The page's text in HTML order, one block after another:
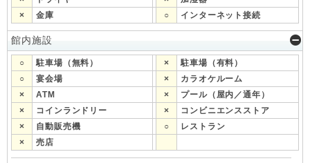
×
金庫 ○ インターネット接続
館内施設
○ 駐車場（無料） ×
駐車場（有料）
○
宴会場 ×
カラオケルーム
×
ATM ×
プール（屋内／通年）
×
コインランドリー ×
コンビニエンスストア
×
自動販売機 ○
レストラン
×
売店